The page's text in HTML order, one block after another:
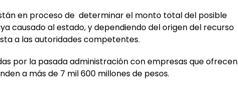
en proceso de determinar el monto total del posible
causado al estado, y dependiendo del origen del recurso
a las autoridades competentes.
por la pasada administración con empresas que ofrecen
a más de 7 mil 600 millones de pesos.